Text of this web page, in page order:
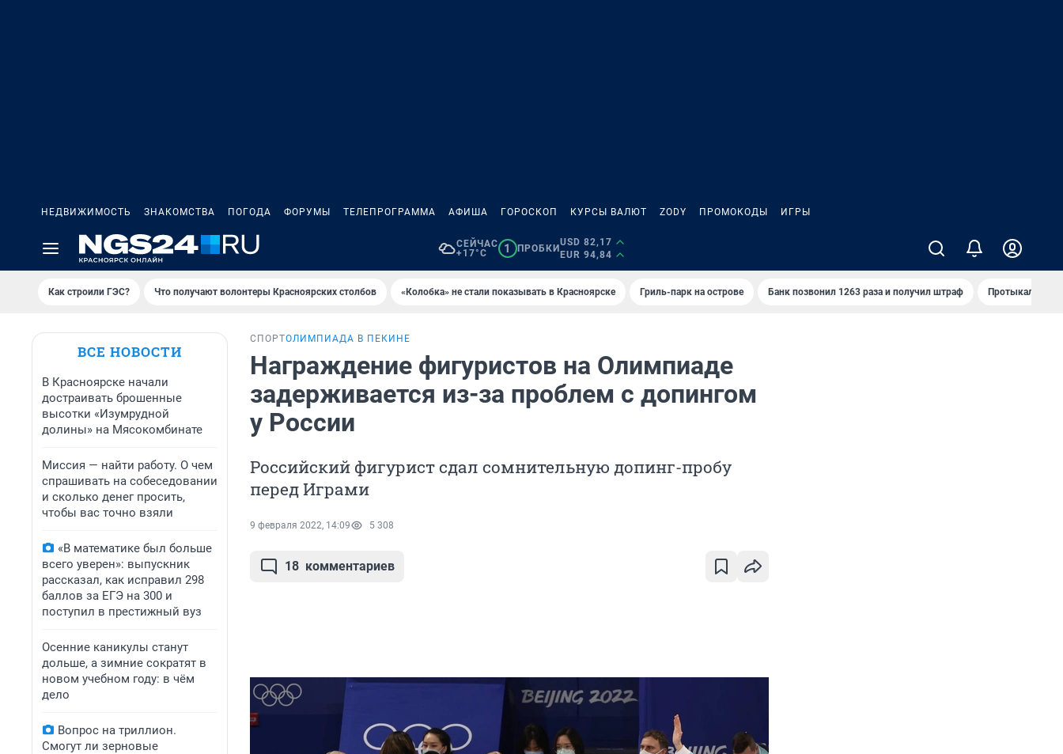
НЕДВИЖИМОСТЬ ЗНАКОМСТВА ПОГОДА ФОРУМЫ ТЕЛЕПРОГРАММА АФИША ГОРОСКОП КУРСЫ ВАЛЮТ ZODY ПРОМОКОДЫ ИГРЫ
СЕЙЧАС
+17°C
1 ПРОБКИ
USD 82,17
EUR 94,84
Как строили ГЭС? Что получают волонтеры Красноярских столбов «Колобка» не стали показывать в Красноярске Гриль-парк на острове Банк позвонил 1263 раза и получил штраф Протыкал
ВСЕ НОВОСТИ
В Красноярске начали
достраивать брошенные
высотки «Изумрудной
долины» на Мясокомбинате
Миссия — найти работу. О чем
спрашивать на собеседовании
и сколько денег просить,
чтобы вас точно взяли
«В математике был больше
всего уверен»: выпускник
рассказал, как исправил 298
баллов за ЕГЭ на 300 и
поступил в престижный вуз
Осенние каникулы станут
дольше, а зимние сократят в
новом учебном году: в чём
дело
Вопрос на триллион.
Смогут ли зерновые
СПОРТОЛИМПИАДА В ПЕКИНЕ
Награждение фигуристов на Олимпиаде
задерживается из-за проблем с допингом
у России
Российский фигурист сдал сомнительную допинг-пробу
перед Играми
9 февраля 2022, 14:09 5 308
18 комментариев